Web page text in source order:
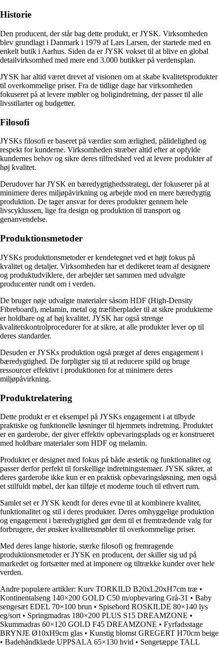
Historie
Den producent, der står bag dette produkt, er JYSK. Virksomheden
blev grundlagt i Danmark i 1979 af Lars Larsen, der startede med en
enkelt butik i Aarhus. Siden da er JYSK vokset til at blive en global
detailvirksomhed med mere end 3.000 butikker på verdensplan.
JYSK har altid været drevet af visionen om at skabe kvalitetsprodukter
til overkommelige priser. Fra de tidlige dage har virksomheden
fokuseret på at levere møbler og boligindretning, der passer til alle
livsstilarter og budgetter.
Filosofi
JYSKs filosofi er baseret på værdier som ærlighed, pålidelighed og
respekt for kunderne. Virksomheden stræber altid efter at opfylde
kundernes behov og sikre deres tilfredshed ved at levere produkter af
høj kvalitet.
Derudover har JYSK en bæredygtighedsstrategi, der fokuserer på at
minimere deres miljøpåvirkning og arbejde mod en mere bæredygtig
produktion. De tager ansvar for deres produkter gennem hele
livscyklussen, lige fra design og produktion til transport og
genanvendelse.
Produktionsmetoder
JYSKs produktionsmetoder er kendetegnet ved et højt fokus på
kvalitet og detaljer. Virksomheden har et dedikeret team af designere
og produktudviklere, der arbejder tæt sammen med udvalgte
producenter rundt om i verden.
De bruger nøje udvalgte materialer såsom HDF (High-Density
Fibreboard), melamin, metal og træfiberplader til at sikre produkterne
er holdbare og af høj kvalitet. JYSK har også strenge
kvalitetskontrolprocedurer for at sikre, at alle produkter lever op til
deres standarder.
Desuden er JYSKs produktion også præget af deres engagement i
bæredygtighed. De forpligter sig til at reducere spild og bruge
ressourcer effektivt i produktionen for at minimere deres
miljøpåvirkning.
Produktrelatering
Dette produkt er et eksempel på JYSKs engagement i at tilbyde
praktiske og funktionelle løsninger til hjemmets indretning. Produktet
er en garderobe, der giver effektiv opbevaringsplads og er konstrueret
med holdbare materialer som HDF og melamin.
Produktet er designet med fokus på både æstetik og funktionalitet og
passer derfor perfekt til forskellige indretningstemaer. JYSK sikrer, at
deres garderobe ikke kun er en praktisk opbevaringsløsning, men også
et stilfuldt møbel, der kan tilføje et moderne touch til ethvert rum.
Samlet set er JYSK kendt for deres evne til at kombinere kvalitet,
funktionalitet og stil i deres produkter. Deres omhyggelige produktion
og engagement i bæredygtighed gør dem til et fremtrædende valg for
forbrugere, der ønsker kvalitetsmøbler til overkommelige priser.
Med deres lange historie, stærke filosofi og fremragende
produktionsmetoder er JYSK en producent, der skiller sig ud på
markedet og fortsætter med at imponere og tiltrække kunder over hele
verden.
Andre populære artikler: Kurv TORKILD B20xL20xH7cm træ •
Kontinentalseng 140×200 GOLD C50 m/opbevaring Grå-31 • Baby
sengesæt EDEL 70×100 brun • Spisebord ROSKILDE 80×140 lys
eg/sort • Springmadras 180×200 PLUS S15 DREAMZONE •
Skummadras 60×120 GOLD F45 DREAMZONE • Fyrfadsstage
BRYNJE Ø10xH9cm glas • Kunstig blomst GREGERT H70cm beige
• Badehåndklæde UPPSALA 65×130 hvid • Sengetæppe TALL